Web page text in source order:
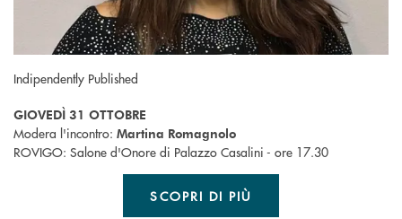
Indipendently Published
GIOVEDÌ 31 OTTOBRE
Modera l'incontro: Martina Romagnolo
ROVIGO: Salone d'Onore di Palazzo Casalini - ore 17.30
SCOPRI DI PIÙ